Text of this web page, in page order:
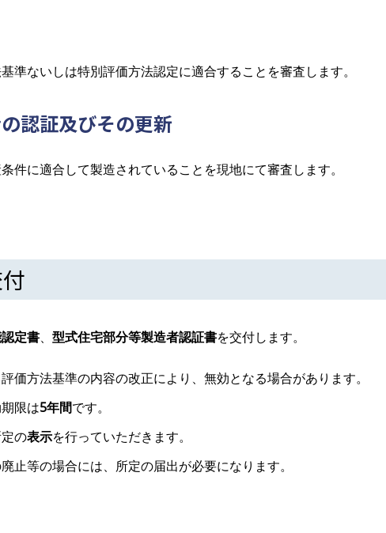
準ないしは特別評価方法認定に適合することを審査します。
認証及びその更新
件に適合して製造されていることを現地にて審査します。
定書、 型式住宅部分等製造者認証書を交付します。
価方法基準の内容の改正により、無効となる場合があります。
限は5年間です。
の表示を行っていただきます。
止等の場合には、所定の届出が必要になります。